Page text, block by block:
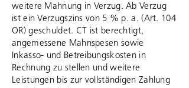
weitere Mahnung in Verzug. Ab Verzug
ist ein Verzugszins von 5 % p. a. (Art. 104
OR) geschuldet. CT ist berechtigt,
angemessene Mahnspesen sowie
Inkasso- und Betreibungskosten in
Rechnung zu stellen und weitere
Leistungen bis zur vollständigen Zahlung